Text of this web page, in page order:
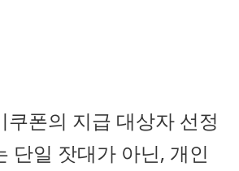
쿠폰의 지급 대상자 선정
단일 잣대가 아닌, 개인